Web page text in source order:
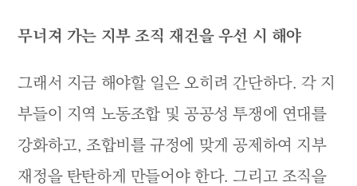
무너져 가는 지부 조직 재건을 우선 시 해야
그래서 지금 해야할 일은 오히려 간단하다. 각 지
부들이 지역 노동조합 및 공공성 투쟁에 연대를
강화하고, 조합비를 규정에 맞게 공제하여 지부
재정을 탄탄하게 만들어야 한다. 그리고 조직을